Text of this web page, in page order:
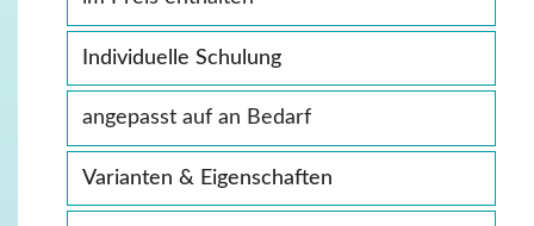
Individuelle Schulung
angepasst auf an Bedarf
Varianten & Eigenschaften